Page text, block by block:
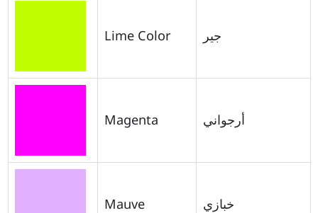
Lime Color جير
Magenta أرجواني
Mauve خبازي